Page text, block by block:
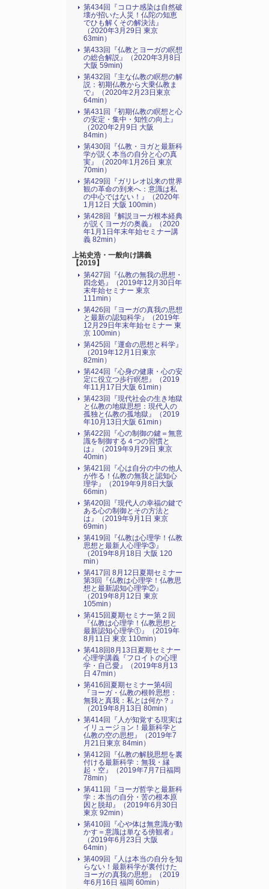
第434回『コロナ感染は自然破
壊が招いた人災！仏陀の知恵
でひも解くその解決法』
（2020年3月29日 東京
63min）
第433回『仏教とヨーガの瞑想
の総合解説』（2020年3月8日
大阪 59min)
第432回『主な仏教の瞑想の解
説：初期仏教から大乗仏教ま
で』（2020年2月23日東京
64min）
第431回『初期仏教の瞑想と心
の安定・集中・知性の向上』
（2020年2月9日 大阪
84min）
第430回『仏教・ヨガと最新科
学が説く本当の自分と心の真
実』（2020年1月26日 東京
70min）
第429回『ガリレオ以来の世界
観の革命の到来へ：意識は私
の中心ではない！』（2020年
1月12日 大阪 100min）
第428回『解説ヨーガ根本経典
が説くヨーガの奥義』（2020
年1月1日年末年始セミナー講
義 82min）
上祐史浩・一般向け講義
【2019】
第427回『仏教の無我の思想・
四念処』（2019年12月30日年
末年始セミナー 東京
111min）
第426回『ヨーガの真我の思想
と最新の認知科学』（2019年
12月29日年末年始セミナー 東
京 100min）
第425回『運命の思想と科学』
（2019年12月1日東京
82min）
第424回『心身の健康・心の安
定に役立つ歩行瞑想』（2019
年11月17日大阪 61min）
第423回『現代社会の生き地獄
と仏教の地獄思想：現代人の
孤独と仏教の孤地獄』（2019
年10月13日大阪 61min）
第422回『心の制御の鍵＝無意
識を制御する４つの習慣と
は』（2019年9月29日 東京
40min）
第421回『心は自分の中の他人
が作る！仏教の無我と認知心
理学』（2019年9月8日大阪
66min）
第420回『現代人の幸福の鍵で
ある心の制御とその方法と
は』（2019年9月1日 東京
69min）
第419回『仏教は心理学！仏教
思想と最新人心理学③』
（2019年8月18日 大阪 120
min）
第417回 8月12日夏期セミナー
第3回『仏教は心理学！仏教思
想と最新認知心理学②』
（2019年8月12日 東京
105min）
第415回夏期セミナー第２回
『仏教は心理学！仏教思想と
最新認知心理学①』（2019年
8月11日 東京 110min）
第418回8月13日夏期セミナー
心理学講義『フロイトの心理
学・自己愛』（2019年8月13
日 47min）
第416回夏期セミナー第4回
『ヨーガ・仏教の根幹思想：
無我と真我：私とは何か？』
（2019年8月13日 80min）
第414回『人が知覚する現実は
イリュージョン！最新科学と
仏教の空の思想』（2019年7
月21日東京 84min）
第412回『仏教の解脱思想を裏
付ける最新科学：無我・縁
起・空』（2019年7月7日福岡
78min）
第411回『ヨーガ哲学と最新科
学：本当の自分・苦の根本原
因と脱却』（2019年6月30日
東京 92min）
第410回『心や体は無意識が動
かす＝意識は単なる傍観者』
（2019年6月23日 大阪
64min）
第409回『人は本当の自分を知
らない！最新科学が裏付けた
ヨーガの真我の思想』（2019
年6月16日 福岡 60min）